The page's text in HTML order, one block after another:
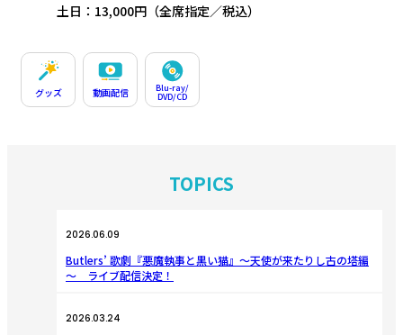
土日：13,000円（全席指定／税込）
グッズ 動画配信 Blu-ray/
DVD/CD
TOPICS
2026.06.09
Butlers’ 歌劇『悪魔執事と黒い猫』～天使が来たりし古の塔編
～ ライブ配信決定！
2026.03.24